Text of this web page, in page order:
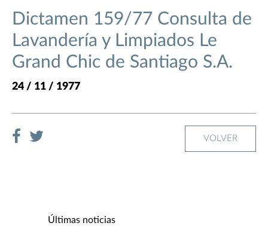
Dictamen 159/77 Consulta de
Lavandería y Limpiados Le
Grand Chic de Santiago S.A.
24 / 11 / 1977
VOLVER
Últimas noticias